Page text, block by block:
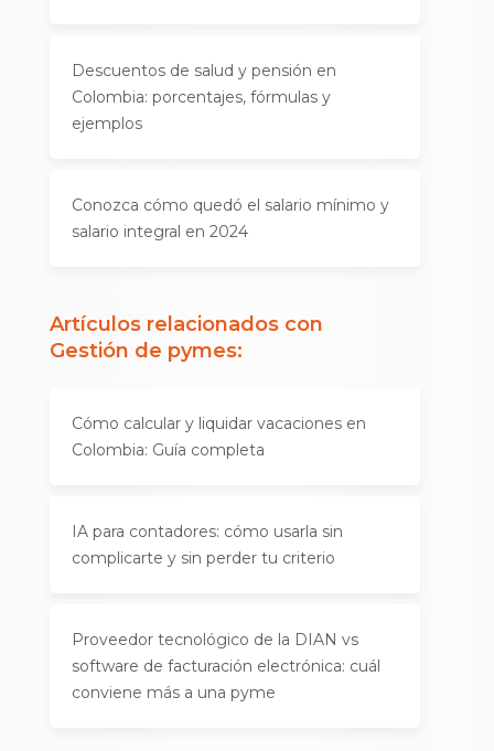
Descuentos de salud y pensión en
Colombia: porcentajes, fórmulas y
ejemplos
Conozca cómo quedó el salario mínimo y
salario integral en 2024
Artículos relacionados con
Gestión de pymes:
Cómo calcular y liquidar vacaciones en
Colombia: Guía completa
IA para contadores: cómo usarla sin
complicarte y sin perder tu criterio
Proveedor tecnológico de la DIAN vs
software de facturación electrónica: cuál
conviene más a una pyme